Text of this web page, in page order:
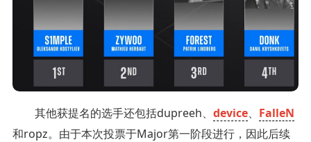
其他获提名的选手还包括dupreeh、 device、 FalleN
和ropz。由于本次投票于Major第一阶段进行，因此后续